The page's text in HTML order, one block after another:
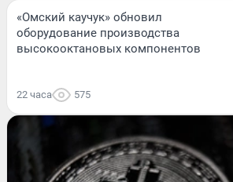
«Омский каучук» обновил
оборудование производства
высокооктановых компонентов
22 часа 575